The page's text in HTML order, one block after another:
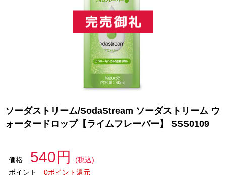
ソーダストリーム/SodaStream ソーダストリーム ウ
ォータードロップ【ライムフレーバー】 SSS0109
価格 540円
(税込)
ポイント
0ポイント還元